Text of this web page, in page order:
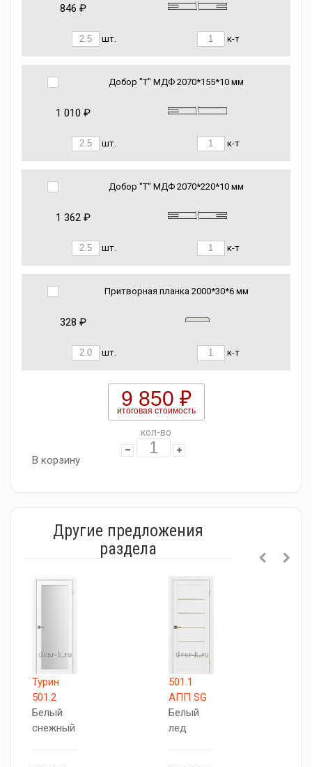
846 ₽
шт. к-т
Добор "Т" МДФ 2070*155*10 мм
1 010 ₽
шт. к-т
Добор "Т" МДФ 2070*220*10 мм
1 362 ₽
шт. к-т
Притворная планка 2000*30*6 мм
328 ₽
шт. к-т
9 850 ₽
итоговая стоимость
кол-во
В корзину
Другие предложения
раздела
Турин
501.2
Белый
снежный
501.1
АПП SG
Белый
лед